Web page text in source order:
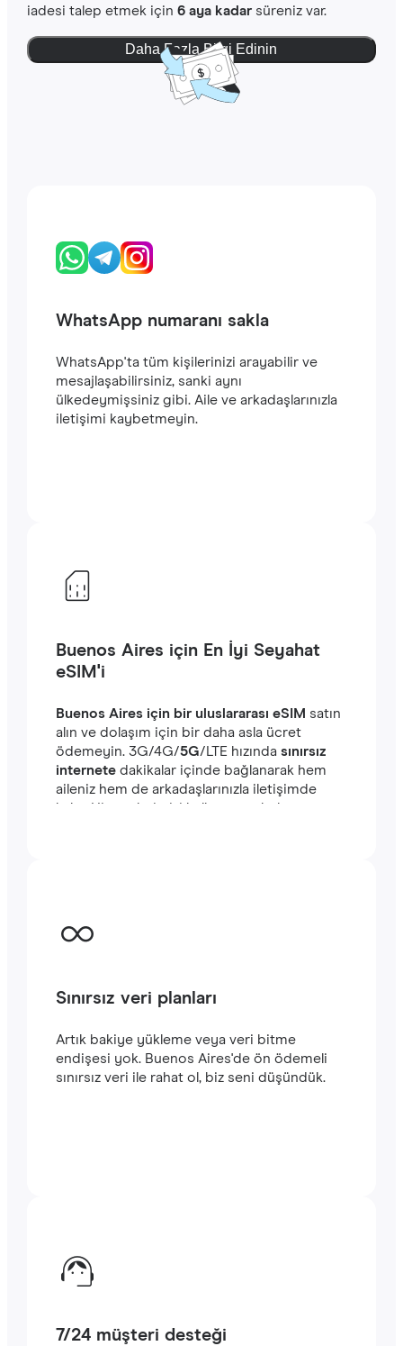
iadesi talep etmek için 6 aya kadarsüreniz var.
Daha Fazla Bilgi Edinin
WhatsApp numaranı sakla
WhatsApp'ta tüm kişilerinizi arayabilir ve
mesajlaşabilirsiniz, sanki aynı
ülkedeymişsiniz gibi. Aile ve arkadaşlarınızla
iletişimi kaybetmeyin.
Buenos Aires için En İyi Seyahat
eSIM'i
Buenos Aires için bir uluslararası eSIM satın
alın ve dolaşım için bir daha asla ücret
ödemeyin. ‎3G/4G/5G/LTE hızında sınırsız
internetedakikalar içinde bağlanarak hem
aileniz hem de arkadaşlarınızla iletişimde
kalın. Hizmetlerimizi kullanmaya kolayca
Sınırsız veri planları
Artık bakiye yükleme veya veri bitme
endişesi yok. Buenos Aires'de ön ödemeli
sınırsız veri ile rahat ol, biz seni düşündük.
7/24 müşteri desteği